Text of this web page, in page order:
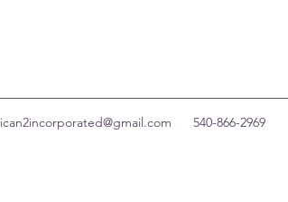
ican2incorporated@gmail.com 540-866-2969